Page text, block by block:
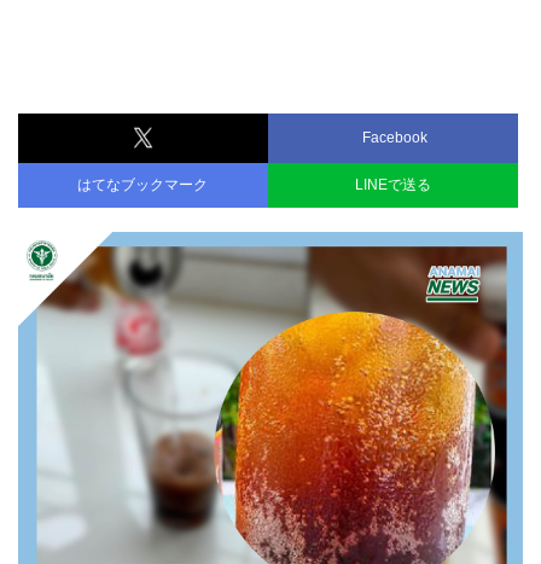
Facebook
はてなブックマーク LINEで送る